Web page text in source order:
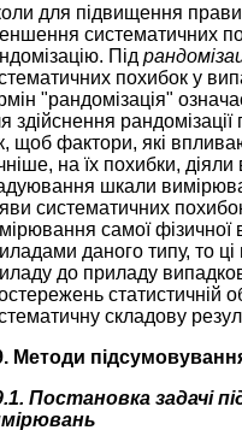
для підвищення
систематичних
Під
похибок у
"рандомізація"
здійснення
щоб фактори, які
на їх похибки,
шкали
систематичних
самої фізичної
даного типу, то
до приладу
статистичній
складову
Методи
Постановка задачі